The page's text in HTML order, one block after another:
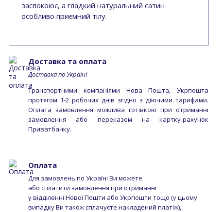
заспокоює, а гладкий натуральний сатин
особливо приємний тілу.
Доставка та оплата
Доставка по Україні
Транспортними компаніями Нова Пошта, Укрпошта
протягом 1-2 робочих днів згідно з діючими тарифами.
Оплата замовлення можлива готівкою при отриманні
замовлення або переказом на картку-рахунок
Приватбанку.
Оплата
Для замовлень по Україні Ви можете
або сплатити замовлення при отриманні
у відділенні Нової Пошти або Укрпошти тощо (у цьому
випадку Ви також сплачуєте накладений платіж),